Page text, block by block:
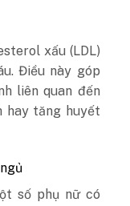
xấu (LDL)
Điều này góp
liên quan đến
hay tăng huyết
số phụ nữ có